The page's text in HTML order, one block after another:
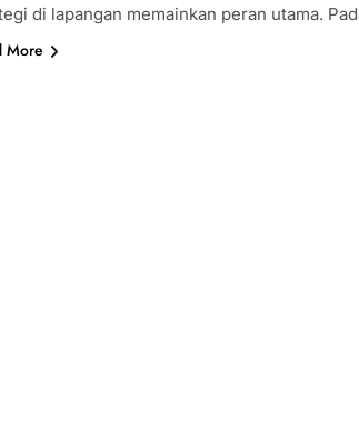
di lapangan memainkan peran utama.
More